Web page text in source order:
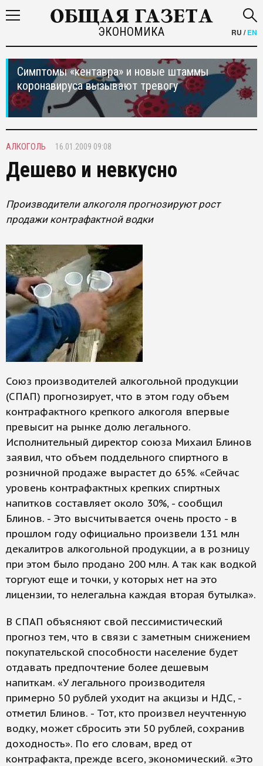
ЭКОНОМИКА RU /EN
Симптомы «кентавра» и новые штаммы
коронавируса вызывают тревогу
АЛКОГОЛЬ 16.01.2009 09:08
Дешево и невкусно
Производители алкоголя прогнозируют рост
продажи контрафактной водки
Союз производителей алкогольной продукции
(СПАП) прогнозирует, что в этом году объем
контрафактного крепкого алкоголя впервые
превысит на рынке долю легального.
Исполнительный директор союза Михаил Блинов
заявил, что объем поддельного спиртного в
розничной продаже вырастет до 65%. «Сейчас
уровень контрафактных крепких спиртных
напитков составляет около 30%, - сообщил
Блинов. - Это высчитывается очень просто - в
прошлом году официально произвели 131 млн
декалитров алкогольной продукции, а в розницу
при этом было продано 200 млн. А так как водкой
торгуют еще и точки, у которых нет на это
лицензии, то нелегальна каждая вторая бутылка».
В СПАП объясняют свой пессимистический
прогноз тем, что в связи с заметным снижением
покупательской способности население будет
отдавать предпочтение более дешевым
напиткам. «У легального производителя
примерно 50 рублей уходит на акцизы и НДС, -
отметил Блинов. - Тот, кто произвел неучтенную
водку, может сбросить эти 50 рублей, сохранив
доходность». По его словам, вред от
контрафакта, прежде всего, экономический. «Это